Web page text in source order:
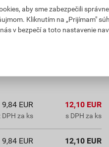
dodatočný poplatok
9,84 EUR
DPH za ks
12,10 EUR
s DPH za ks
9,84 EUR 12,10 EUR
aby sme zabezpečili
Kliknutím na „Prijímam"
v bezpečí a toto nastavenie